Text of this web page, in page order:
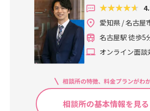
愛知県 / 名古屋
名古屋駅 徒歩5
オンライン面談
相談所の特徴、料金プランがわ
相談所の基本情報を見る